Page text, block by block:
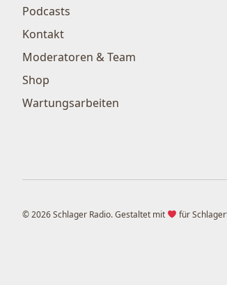
Podcasts
Kontakt
Moderatoren & Team
Shop
Wartungsarbeiten
© 2026 Schlager Radio. Gestaltet mit für